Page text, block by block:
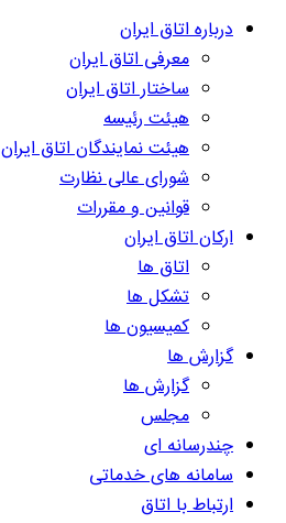
درباره اتاق ایران
معرفی اتاق ایران
ساختار اتاق ایران
هیئت رئیسه
هیئت نمایندگان اتاق ایران
شورای عالی نظارت
قوانین و مقررات
ارکان اتاق ایران
اتاق ها
تشکل ها
کمیسیون ها
گزارش ها
گزارش ها
مجلس
چندرسانه ای
سامانه های خدماتی
ارتباط با اتاق